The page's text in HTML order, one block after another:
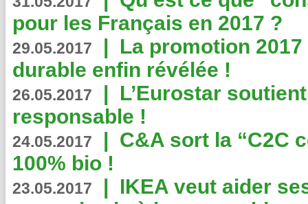
pour les Français en 2017 ?
29.05.2017 | La promotion
durable enfin révélée !
26.05.2017 | L’Eurostar
responsable !
24.05.2017 | C&A sort la “C2C
100% bio !
23.05.2017 | IKEA veut aider